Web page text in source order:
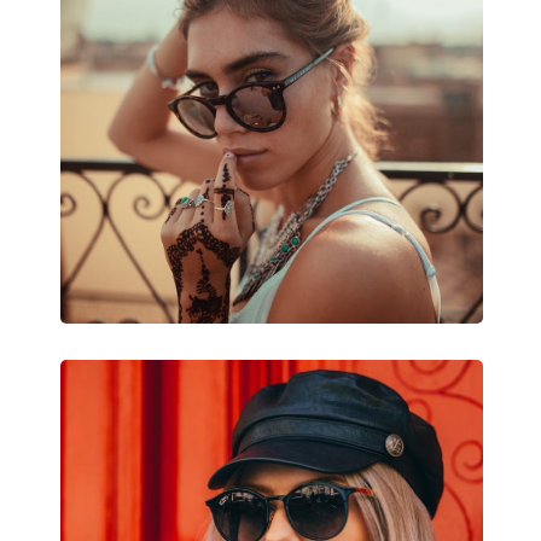
Typ:
Dámske
Kategória:
Slnečné okuliare
Značka:
Prada
Použitie:
Móda
Kód:
0PR 65ZS ZVN70L
Dostupné s dioptrickými
šošovkami:
Áno